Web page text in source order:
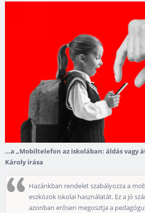
…a „Mobiltelefon az iskolában: áldás vagy
Károly írása
Hazánkban rendelet szabályozza a
eszközök iskolai használatát. Ez a jó
azonban erősen megosztja a